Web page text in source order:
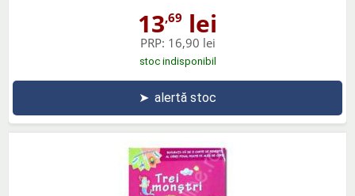
13,69 lei
PRP: 16,90 lei
stoc indisponibil
➤ alertă stoc